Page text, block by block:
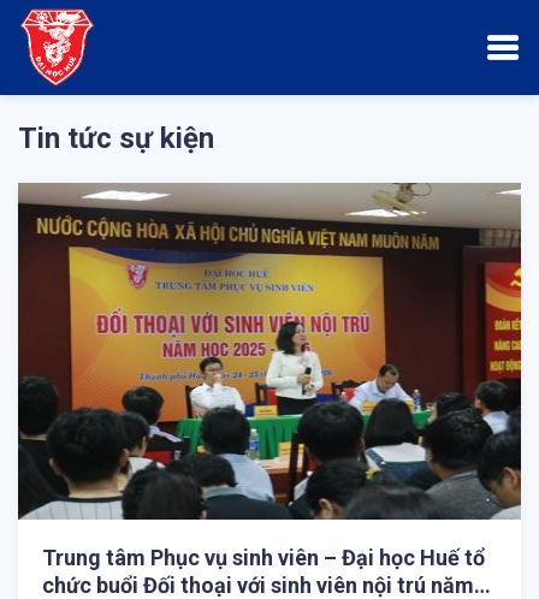
Tin tức sự kiện
Trung tâm Phục vụ sinh viên – Đại học Huế tổ
chức buổi Đối thoại với sinh viên nội trú năm